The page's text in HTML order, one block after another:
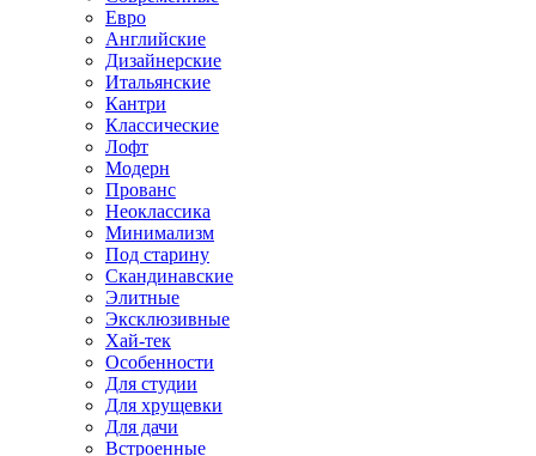
Евро
Английские
Дизайнерские
Итальянские
Кантри
Классические
Лофт
Модерн
Прованс
Неоклассика
Минимализм
Под старину
Скандинавские
Элитные
Эксклюзивные
Хай-тек
Особенности
Для студии
Для хрущевки
Для дачи
Встроенные